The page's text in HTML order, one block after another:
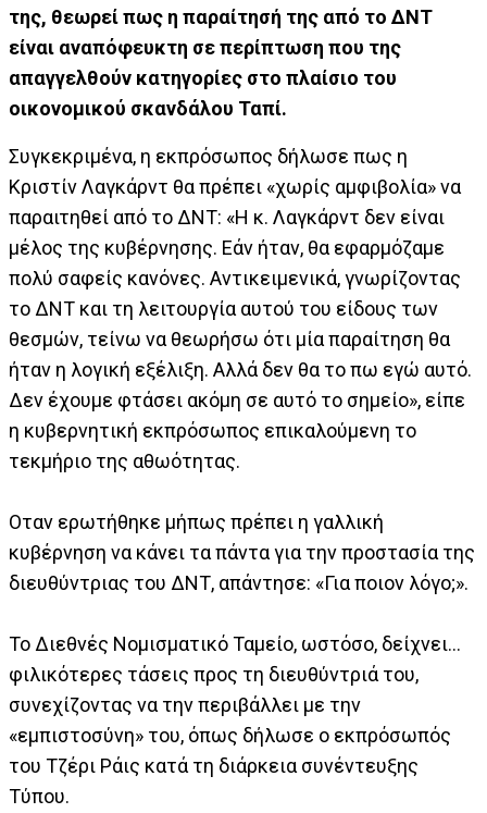
της, θεωρεί πως η παραίτησή της από το ΔΝΤ
είναι αναπόφευκτη σε περίπτωση που της
απαγγελθούν κατηγορίες στο πλαίσιο του
οικονομικού σκανδάλου Ταπί.
Συγκεκριμένα, η εκπρόσωπος δήλωσε πως η
Κριστίν Λαγκάρντ θα πρέπει «χωρίς αμφιβολία» να
παραιτηθεί από το ΔΝΤ: «Η κ. Λαγκάρντ δεν είναι
μέλος της κυβέρνησης. Εάν ήταν, θα εφαρμόζαμε
πολύ σαφείς κανόνες. Αντικειμενικά, γνωρίζοντας
το ΔΝΤ και τη λειτουργία αυτού του είδους των
θεσμών, τείνω να θεωρήσω ότι μία παραίτηση θα
ήταν η λογική εξέλιξη. Αλλά δεν θα το πω εγώ αυτό.
Δεν έχουμε φτάσει ακόμη σε αυτό το σημείο», είπε
η κυβερνητική εκπρόσωπος επικαλούμενη το
τεκμήριο της αθωότητας.
Οταν ερωτήθηκε μήπως πρέπει η γαλλική
κυβέρνηση να κάνει τα πάντα για την προστασία της
διευθύντριας του ΔΝΤ, απάντησε: «Για ποιον λόγο;».
Το Διεθνές Νομισματικό Ταμείο, ωστόσο, δείχνει...
φιλικότερες τάσεις προς τη διευθύντριά του,
συνεχίζοντας να την περιβάλλει με την
«εμπιστοσύνη» του, όπως δήλωσε ο εκπρόσωπός
του Τζέρι Ράις κατά τη διάρκεια συνέντευξης
Τύπου.